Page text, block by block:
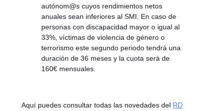
autónom@s cuyos rendimientos netos
anuales sean inferiores al SMI. En caso de
personas con discapacidad mayor o igual al
33%, víctimas de violencia de género o
terrorismo este segundo periodo tendrá una
duración de 36 meses y la cuota será de
160€ mensuales.
Aquí puedes consultar todas las novedades del RD